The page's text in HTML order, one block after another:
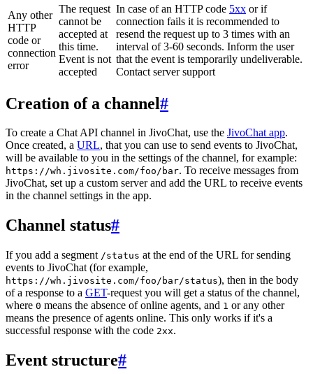
Any other
HTTP
code or
connection
error
The request
cannot be
accepted at
this time.
Event is not
accepted
In case of an HTTP code 5xx or if
connection fails it is recommended to
resend the request up to 3 times with an
interval of 3-60 seconds. Inform the user
that the event is temporarily undeliverable.
Contact server support
Creation of a channel#
To create a Chat API channel in JivoChat, use the JivoChat app.
Once created, a URL, that you can use to send events to JivoChat,
will be available to you in the settings of the channel, for example:
https://wh.jivosite.com/foo/bar. To receive messages from
JivoChat, set up a custom server and add the URL to receive events
in the channel settings in the app.
Channel status#
If you add a segment /status at the end of the URL for sending
events to JivoChat (for example,
https://wh.jivosite.com/foo/bar/status), then in the body
of a response to a GET-request you will get a status of the channel,
where 0 means the absence of online agents, and 1 or any other
means the presence of agents online. This only works if it's a
successful response with the code 2xx.
Event structure#